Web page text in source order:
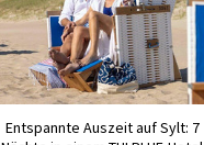
Entspannte Auszeit auf Sylt: 7